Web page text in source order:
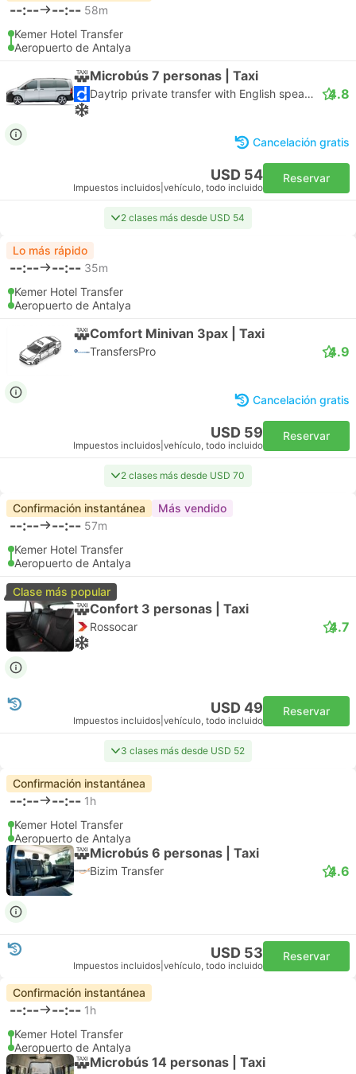
--:-- --:-- 58m
Kemer Hotel Transfer
Aeropuerto de Antalya
Microbús 7 personas | Taxi
Daytrip private transfer with English speaking driver 4.8
Cancelación gratis
USD 54
Impuestos incluidos vehículo, todo incluido
Reservar
2 clases más desde USD 54
Lo más rápido
--:-- --:-- 35m
Kemer Hotel Transfer
Aeropuerto de Antalya
Comfort Minivan 3pax | Taxi
TransfersPro 4.9
Cancelación gratis
USD 59
Impuestos incluidos vehículo, todo incluido
Reservar
2 clases más desde USD 70
Confirmación instantánea Más vendido
--:-- --:-- 57m
Kemer Hotel Transfer
Aeropuerto de Antalya
Clase más popular
Confort 3 personas | Taxi
Rossocar 4.7
USD 49
Impuestos incluidos vehículo, todo incluido
Reservar
3 clases más desde USD 52
Confirmación instantánea
--:-- --:-- 1h
Kemer Hotel Transfer
Aeropuerto de Antalya
Microbús 6 personas | Taxi
Bizim Transfer 4.6
USD 53
Impuestos incluidos vehículo, todo incluido
Reservar
Confirmación instantánea
--:-- --:-- 1h
Kemer Hotel Transfer
Aeropuerto de Antalya
Microbús 14 personas | Taxi